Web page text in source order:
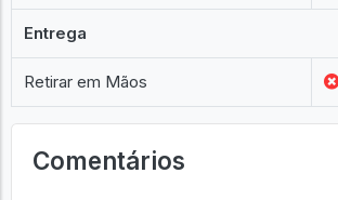
Entrega
Retirar em Mãos
Comentários